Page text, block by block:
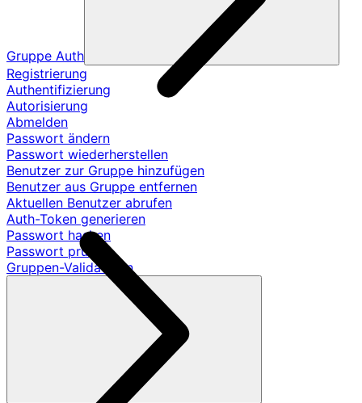
Gruppe Auth
Registrierung
Authentifizierung
Autorisierung
Abmelden
Passwort ändern
Passwort wiederherstellen
Benutzer zur Gruppe hinzufügen
Benutzer aus Gruppe entfernen
Aktuellen Benutzer abrufen
Auth-Token generieren
Passwort hashen
Passwort prüfen
Gruppen-Validatoren